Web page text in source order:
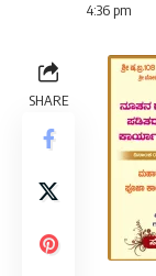
4:36 pm
SHARE